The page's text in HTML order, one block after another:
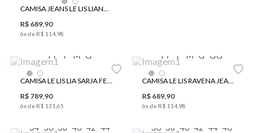
CAMISA JEANS LE LIS LIANA FEMININA
R$ 689 90
6x de R$ 114 98
PP P M G
CAMISA LE LIS LIA SARJA FEMININA
R$ 789 90
6x de R$ 131 65
PP P M G GG
CAMISA LE LIS RAVENA JEANS FEMININA
R$ 689 90
6x de R$ 114 98
34 36 38 40 42 44 36 38 40 42 44 46